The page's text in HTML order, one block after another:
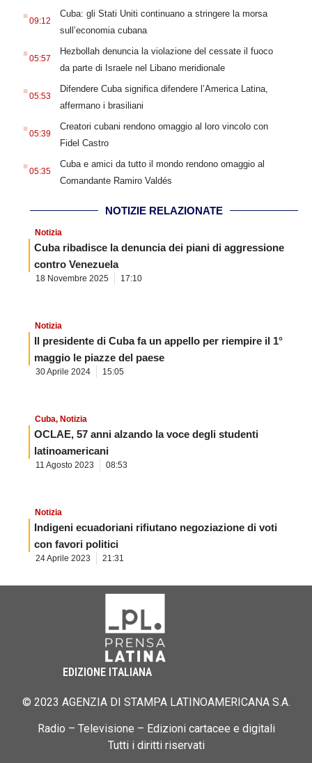
. 09:12
Cuba: gli Stati Uniti continuano a stringere la morsa
sull’economia cubana
. 05:57
Hezbollah denuncia la violazione del cessate il fuoco
da parte di Israele nel Libano meridionale
. 05:53
Difendere Cuba significa difendere l’America Latina,
affermano i brasiliani
. 05:39
Creatori cubani rendono omaggio al loro vincolo con
Fidel Castro
. 05:35
Cuba e amici da tutto il mondo rendono omaggio al
Comandante Ramiro Valdés
NOTIZIE RELAZIONATE
Notizia
Cuba ribadisce la denuncia dei piani di aggressione
contro Venezuela
18 Novembre 2025 17:10
Notizia
Il presidente di Cuba fa un appello per riempire il 1°
maggio le piazze del paese
30 Aprile 2024 15:05
Cuba, Notizia
OCLAE, 57 anni alzando la voce degli studenti
latinoamericani
11 Agosto 2023 08:53
Notizia
Indigeni ecuadoriani rifiutano negoziazione di voti
con favori politici
24 Aprile 2023 21:31
EDIZIONE ITALIANA
© 2023 AGENZIA DI STAMPA LATINOAMERICANA S.A.
Radio – Televisione – Edizioni cartacee e digitali
Tutti i diritti riservati